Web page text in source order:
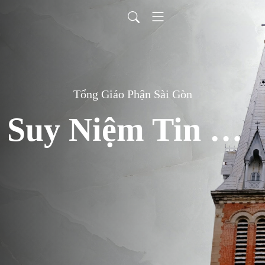
Tổng Giáo Phận Sài Gòn
Suy Niệm Tin Mừng